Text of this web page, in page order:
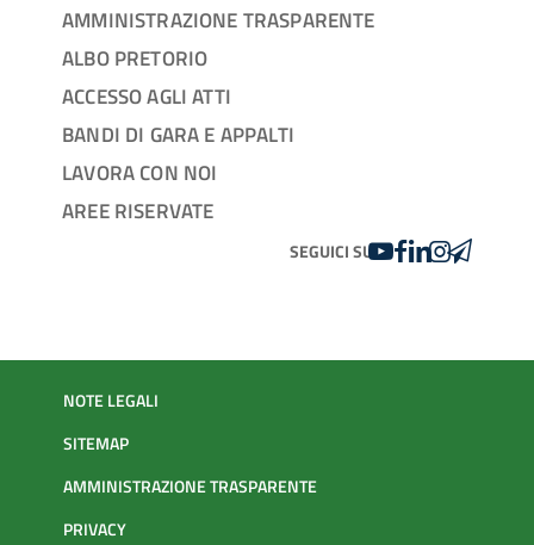
AMMINISTRAZIONE TRASPARENTE
ALBO PRETORIO
ACCESSO AGLI ATTI
BANDI DI GARA E APPALTI
LAVORA CON NOI
AREE RISERVATE
SEGUICI SUYOUTUBE
FACEBOOK
LINKEDIN
INSTAGRAM
NOTE LEGALI
SITEMAP
AMMINISTRAZIONE TRASPARENTE
PRIVACY